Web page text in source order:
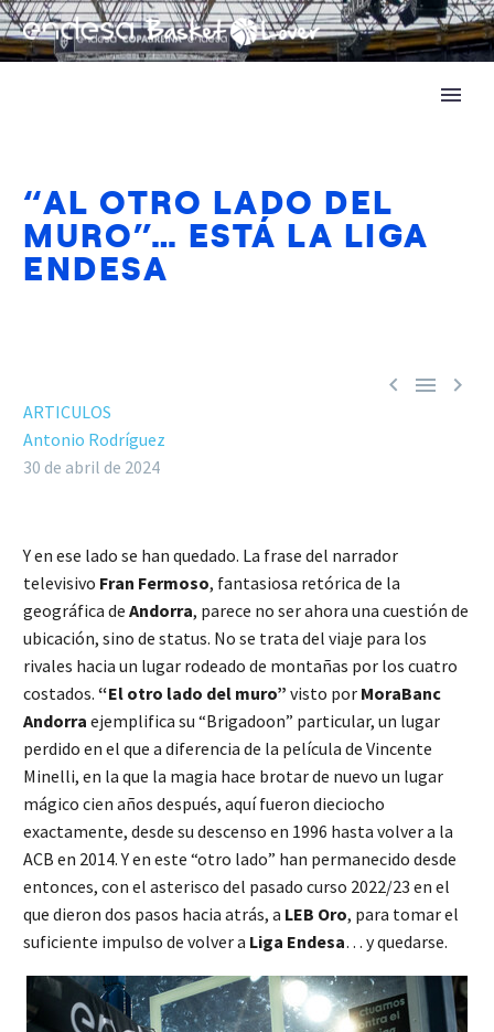
“AL OTRO LADO DEL
MURO”… ESTÁ LA LIGA
ENDESA
  
ARTICULOS
Antonio Rodríguez
30 de abril de 2024
Y en ese lado se han quedado. La frase del narrador
televisivo Fran Fermoso, fantasiosa retórica de la
geográfica de Andorra, parece no ser ahora una cuestión de
ubicación, sino de status. No se trata del viaje para los
rivales hacia un lugar rodeado de montañas por los cuatro
costados. “El otro lado del muro” visto por MoraBanc
Andorra ejemplifica su “Brigadoon” particular, un lugar
perdido en el que a diferencia de la película de Vincente
Minelli, en la que la magia hace brotar de nuevo un lugar
mágico cien años después, aquí fueron dieciocho
exactamente, desde su descenso en 1996 hasta volver a la
ACB en 2014. Y en este “otro lado” han permanecido desde
entonces, con el asterisco del pasado curso 2022/23 en el
que dieron dos pasos hacia atrás, a LEB Oro, para tomar el
suficiente impulso de volver a Liga Endesa… y quedarse.